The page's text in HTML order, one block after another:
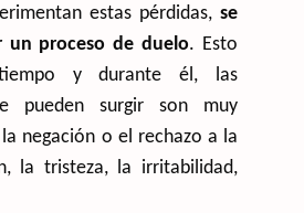
estas pérdidas, se
un proceso de duelo. Esto
y durante él, las
pueden surgir son muy
negación o el rechazo a la
la tristeza, la irritabilidad,